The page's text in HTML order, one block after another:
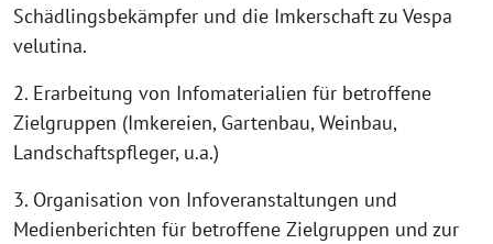
Schädlingsbekämpfer und die Imkerschaft zu Vespa
velutina.
2. Erarbeitung von Infomaterialien für betroffene
Zielgruppen (Imkereien, Gartenbau, Weinbau,
Landschaftspfleger, u.a.)
3. Organisation von Infoveranstaltungen und
Medienberichten für betroffene Zielgruppen und zur